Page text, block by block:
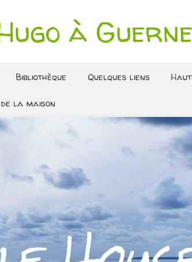
à
Bibliothèque Quelques liens
la maison